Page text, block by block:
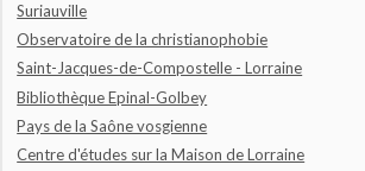
Suriauville
Observatoire de la christianophobie
Saint-Jacques-de-Compostelle - Lorraine
Bibliothèque Epinal-Golbey
Pays de la Saône vosgienne
Centre d'études sur la Maison de Lorraine